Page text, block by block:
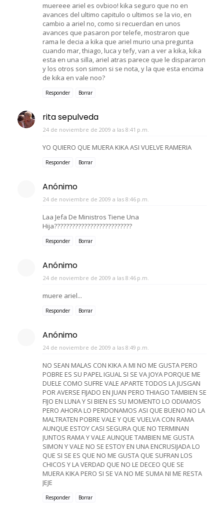
muereee ariel es ovbioo! kika seguro que no en
avances del ultimo capitulo o ultimos se la vio, en
cambio a ariel no, como si recuerdan en unos
avances que pasaron por telefe, mostraron que
rama le decia a kika que ariel murio una pregunta
cuando mar, thiago, luca y tefy, van a ver a kika, kika
esta en una silla, ariel atras parece que le dispararon
y los otros son simon si se nota, y la que esta encima
de kika en vale noo?
Responder Borrar
rita sepulveda
24 de noviembre de 2009 a las 8:41 p.m.
YO QUIERO QUE MUERA KIKA ASI VUELVE RAMERIA
Responder Borrar
Anónimo
24 de noviembre de 2009 a las 8:46 p.m.
Laa Jefa De Ministros Tiene Una
Hija??????????????????????????
Responder Borrar
Anónimo
24 de noviembre de 2009 a las 8:46 p.m.
muere ariel...
Responder Borrar
Anónimo
24 de noviembre de 2009 a las 8:49 p.m.
NO SEAN MALAS CON KIKA A MI NO ME GUSTA PERO
POBRE ES SU PAPEL IGUAL SI SE VA JOYA PORQUE ME
DUELE COMO SUFRE VALE APARTE TODOS LA JUSGAN
POR AVERSE FIJADO EN JUAN PERO THIAGO TAMBIEN SE
FIJO EN LUNA Y SI BIEN ES SU MOMENTO LO ODIAMOS
PERO AHORA LO PERDONAMOS ASI QUE BUENO NO LA
MALTRATEN POBRE VALE Y QUE VUELVA CON RAMA
AUNQUE ESTOY CASI SEGURA QUE NO TERMINAN
JUNTOS RAMA Y VALE AUNQUE TAMBIEN ME GUSTA
SIMON Y VALE NO SE ESTOY EN UNA ENCRUSIJADA LO
QUE SI SE ES QUE NO ME GUSTA QUE SUFRAN LOS
CHICOS Y LA VERDAD QUE NO LE DECEO QUE SE
MUERA KIKA PERO SI SE VA NO ME SUMA NI ME RESTA
JEJE
Responder Borrar